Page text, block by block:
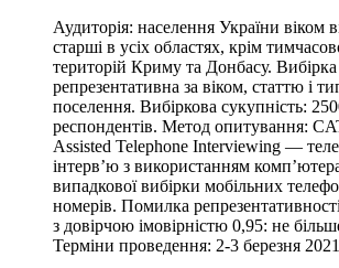
Аудиторія: населення України віком
старші в усіх областях, крім
територій Криму та Донбасу. Вибірка
репрезентативна за віком, статтю і
поселення. Вибіркова сукупність:
респондентів. Метод опитування:
Assisted Telephone Interviewing —
інтерв’ю з використанням
випадкової вибірки мобільних
номерів. Помилка
з довірчою імовірністю 0,95: не
Терміни проведення: 2-3 березня